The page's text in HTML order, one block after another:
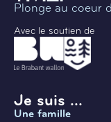
Plonge au coeur
Avec le soutien de
Je suis ...
Une famille